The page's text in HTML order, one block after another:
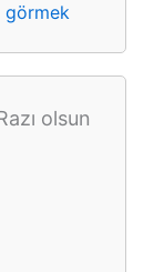
görmek
olsun